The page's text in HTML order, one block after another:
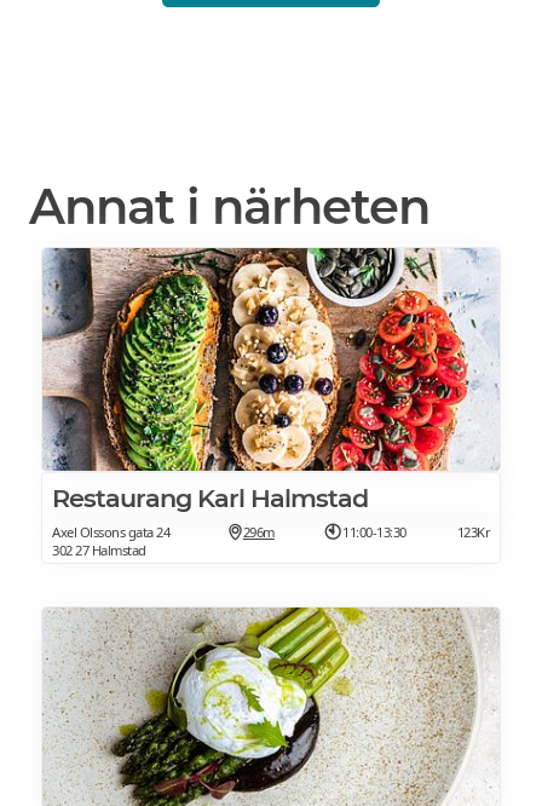
Annat i närheten
Restaurang Karl Halmstad
Axel Olssons gata 24
302 27 Halmstad
296m 11:00-13:30 123Kr